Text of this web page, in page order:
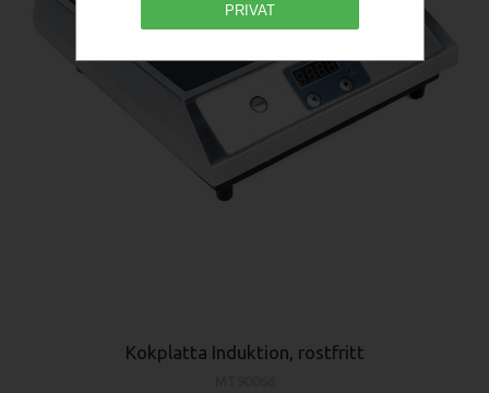
PRIVAT
Kokplatta Induktion, rostfritt